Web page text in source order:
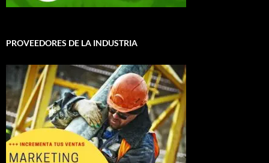
PROVEEDORES DE LA INDUSTRIA